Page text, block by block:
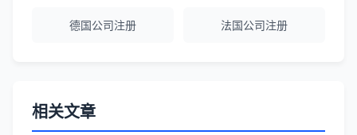
香港公司注册和审计服务专业高效，非常
德国公司注册 法国公司注册
相关文章